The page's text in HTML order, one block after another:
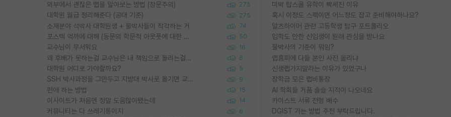
외부에서 괜찮은 랩을 알아보는 방법 (장문주의) 275
대학원 월급 정리해준다 (공대 기준) 275
소재분야 석박사 대학원생 + 물박사들이 착각하는 거 74
포스텍 억까에 대해 (동문의 학문적 아웃풋에 대한 반박) 50
교수님이 무서워요 16
왜 후배가 못하는걸 교수님은 내 책임으로 돌리는걸까요? 6
대학원 어디로 가야할까요? 5
SSH 박사과정을 그만두고 지방대 박사로 옮기면 교수의 꿈은 끝일까요? 9
편애 하는 방법 15
이사이트가 처음엔 정말 도움많이됐는데 14
커뮤니티는 다 쓰레기통이지 6
미박 탑스쿨 유학이 빡세진 이유
혹시 이정도 스펙이면 어느정도 잡고 준비해야하나요?
알츠하이머 관련 고등학생 탐구 포트폴리오
입학도 안한 신입생이 원래 관심을 받나요
물박사의 기준이 뭐임?
랩홈피에 다들 본인 사진 올리냐
신생랩가지말라는 이유가 있었구나
장학금 모은 랩비통장
AI 학회들 거품 슬슬 지적이 나오네요
카이스트 서류 전형 배수
DGIST 가는 방법 추천 부탁드립니다.